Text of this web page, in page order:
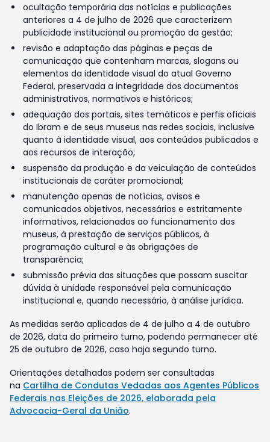
ocultação temporária das notícias e publicações
anteriores a 4 de julho de 2026 que caracterizem
publicidade institucional ou promoção da gestão;
revisão e adaptação das páginas e peças de
comunicação que contenham marcas, slogans ou
elementos da identidade visual do atual Governo
Federal, preservada a integridade dos documentos
administrativos, normativos e históricos;
adequação dos portais, sites temáticos e perfis oficiais
do Ibram e de seus museus nas redes sociais, inclusive
quanto à identidade visual, aos conteúdos publicados e
aos recursos de interação;
suspensão da produção e da veiculação de conteúdos
institucionais de caráter promocional;
manutenção apenas de notícias, avisos e
comunicados objetivos, necessários e estritamente
informativos, relacionados ao funcionamento dos
museus, à prestação de serviços públicos, à
programação cultural e às obrigações de
transparência;
submissão prévia das situações que possam suscitar
dúvida à unidade responsável pela comunicação
institucional e, quando necessário, à análise jurídica.
As medidas serão aplicadas de 4 de julho a 4 de outubro
de 2026, data do primeiro turno, podendo permanecer até
25 de outubro de 2026, caso haja segundo turno.
Orientações detalhadas podem ser consultadas
na Cartilha de Condutas Vedadas aos Agentes Públicos
Federais nas Eleições de 2026, elaborada pela
Advocacia-Geral da União.